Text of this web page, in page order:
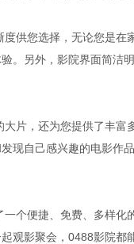
供您选择，无论您是
。另外，影院界面简洁
片，还为您提供了丰
现自己感兴趣的电影作
个便捷、免费、多样
观影聚会，0488影院